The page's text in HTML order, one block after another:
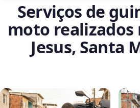
Serviços de
moto realizados
Jesus, Santa